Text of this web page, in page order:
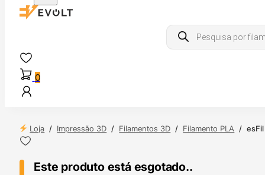
Products
search
0
Loja / Impressão 3D / Filamentos 3D / Filamento PLA / esFil
Este produto está esgotado..